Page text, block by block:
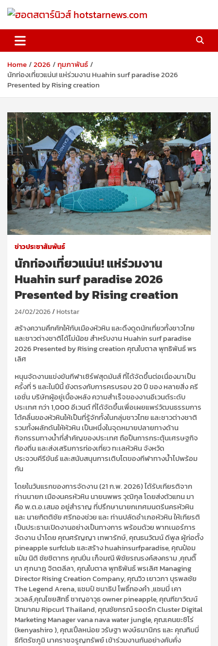
ฮอตสตาร์นิวส์ hotstarnews.com
Home 2026
กุมภาพันธ์
นักท่องเที่ยวแน่น! แห่ร่วมงาน Huahin surf paradise 2026
Presented by Rising creation
ข่าวประชาสัมพันธ์
นักท่องเที่ยวแน่น! แห่ร่วมงาน
Huahin surf paradise 2026
Presented by Rising creation
24/02/2026 Hotstar
สร้างความคึกคักให้กับเมืองหัวหิน และดึงดูดนักเที่ยวทั้งชาวไทย
และชาวต่างชาติได้ไม่น้อย สำหรับงาน Huahin surf paradise
2026 Presented by Rising creation คุณใบตาล พุทธิพันธ์ พร
เลิศ
หนุนจัดงานแข่งขันกีฬาเซิร์ฟสุดมันส์ ที่ได้จัดขึ้นต่อเนื่องมาเป็น
ครั้งที่ 5 และในปีนี้ ยังตรงกับการครบรอบ 20 ปี ของ หลายสิ่ง ครี
เอชั่น บริษัทผู้อยู่เบื้องหลัง ความสำเร็จของงานอีเวนต์ระดับ
ประเทศ กว่า 1,000 อีเวนต์ ที่ได้จัดขึ้นเพื่อเผยแพร่วัฒนธรรมการ
โต้คลื่นของหัวหินให้เป็นที่รู้จักทั้งในกลุ่มชาวไทย และชาวต่างชาติ
รวมทั้งผลักดันให้หัวหิน เป็นหนึ่งในจุดหมายปลายทางด้าน
กิจกรรมทางน้ำที่สำคัญของประเทศ ถือป็นการกระตุ้นเศรษฐกิจ
ท้องถิ่น และส่งเสริมการท่องเที่ยว ทะเลหัวหิน จังหวัด
ประจวบคีรีขันธ์ และสนับสนุนการเติบโตของกีฬาทางน้ำไปพร้อม
กัน
โดยในวันแรกของการจัดงาน (21 ก.พ. 2026) ได้รับเกียรติจาก
ท่านนายก เมืองนครหัวหิน นายนพพร วุฒิกุล โดยส่งตัวแทน มา
คือ พ.ต.อ.เสมอ อยู่สำราญ ที่ปรึกษานายกเทศมนตรีนครหัวหิน
และ นายกิตติชัย ศรีทองช่วย และ ท่านปลัดอำเภอหัวหิน ให้เกียรติ
เป็นประธานเปิดงานอย่างเป็นทางการ พร้อมด้วย พาทเนอร์การ
จัดงาน นำโดย คุณศรัญญา เทพารักษ์, คุณธนวัฒน์ ดีพูล ผู้ก่อตั้ง
pineapple surfclub และสร้าง huahinsurfparadise, คุณป๋อม
แป๋ม นิติ ชัยชิตาทร คุณปิ่น เก็จมณี พิชัยรณรงค์สงคราม ,คุณติ๊
นา ศุภนาฎ จิตตลีลา, คุณใบตาล พุทธิพันธ์ พรเลิศ Managing
Director Rising Creation Company, คุณวิว เยาวภา บุรพลชัย
The Legend Arena, แชมป์ ชนาธิป โพธิ์ทองคำ ,แซมมี่ เคา
วเวลล์,คุณไชยสิทธิ์ ชาญอาวุธ owner pineapple, คุณฑีฆาวัฒน์
ปัทมาคม Ripcurl Thailand, คุณชัยกรณ์ รอดรัก Cluster Digital
Marketing Manager vana nava water jungle, คุณเคนยะชิโร่
(kenyashiro ), คุณเปิ้ลหน่อย วรัษฐา พงษ์ธนานิกร และ คุณทิมมี่
ธีทัตรัชภูมิ นาคราชจรูญทรัพย์ เข้าร่วมงานกันอย่างคับคั่ง